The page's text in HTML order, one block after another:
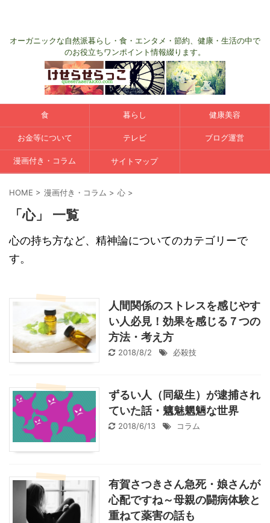
オーガニックな自然派暮らし・食・エンタメ・節約、健康・生活の中で
のお役立ちワンポイント情報綴ります。
食 暮らし 健康美容
お金等について テレビ ブログ運営
漫画付き・コラム サイトマップ
HOME > 漫画付き・コラム > 心 >
「心」 一覧
心の持ち方など、精神論についてのカテゴリーで
す。
人間関係のストレスを感じやす
い人必見！効果を感じる７つの
方法・考え方
2018/8/2 必殺技
ずるい人（同級生）が逮捕され
ていた話・魑魅魍魎な世界
2018/6/13 コラム
有賀さつきさん急死・娘さんが
心配ですね～母親の闘病体験と
重ねて薬害の話も